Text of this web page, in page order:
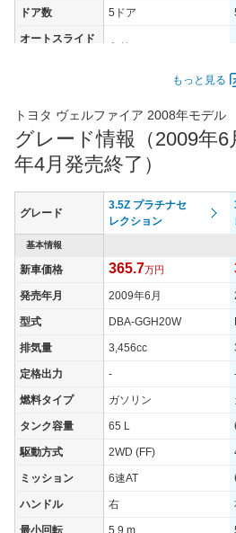
ドア数 5ドア
オートスライド
あり
最高トルク 344 [35.1]/ 5,200
過給機 -
(前)
235/50R18 97V
タイヤサイズ
(後)
街地)
-
WLTCモード(郊
外)
WLTCモード(高
-
もっと見る
トヨタ ヴェルファイア 2008年モデル
グレード情報（2009年
年4月発売終了）
グレード
3.5Z プラチナセ
レクション
基本情報
新車価格 365.7万円
発売年月 2009年6月
型式 DBA-GGH20W
排気量 3,456cc
定格出力 -
燃料タイプ ガソリン
タンク容量 65 L
駆動方式 2WD (FF)
ミッション 6速AT
ハンドル 右
最小回転 5.9 m